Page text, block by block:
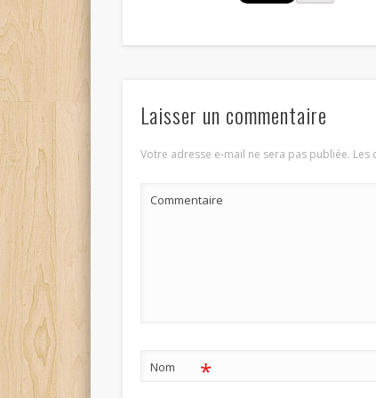
Laisser un commentaire
Votre adresse e-mail ne sera pas publiée. Les
Commentaire
Nom *